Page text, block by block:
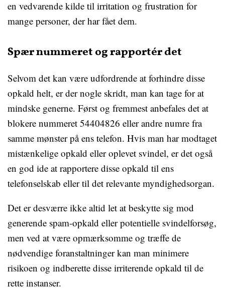
en vedvarende kilde til irritation og frustration for
mange personer, der har fået dem.
Spær nummeret og rapportér det
Selvom det kan være udfordrende at forhindre disse
opkald helt, er der nogle skridt, man kan tage for at
mindske generne. Først og fremmest anbefales det at
blokere nummeret 54404826 eller andre numre fra
samme mønster på ens telefon. Hvis man har modtaget
mistænkelige opkald eller oplevet svindel, er det også
en god ide at rapportere disse opkald til ens
telefonselskab eller til det relevante myndighedsorgan.
Det er desværre ikke altid let at beskytte sig mod
generende spam-opkald eller potentielle svindelforsøg,
men ved at være opmærksomme og træffe de
nødvendige foranstaltninger kan man minimere
risikoen og indberette disse irriterende opkald til de
rette instanser.